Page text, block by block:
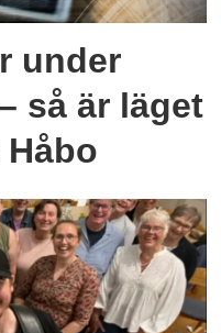
under
så är läget